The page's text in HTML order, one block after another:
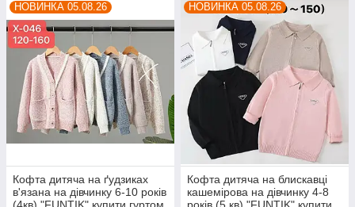
НОВИНКА 05.08.26
Кофта дитяча на ґудзиках
в'язана на дівчинку 6-10 років
НОВИНКА 05.08.26
Кофта дитяча на блискавці
кашемірова на дівчинку 4-8